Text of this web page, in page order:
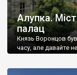
Алупка.
палац
Князь Воронцов
часу, але давайте